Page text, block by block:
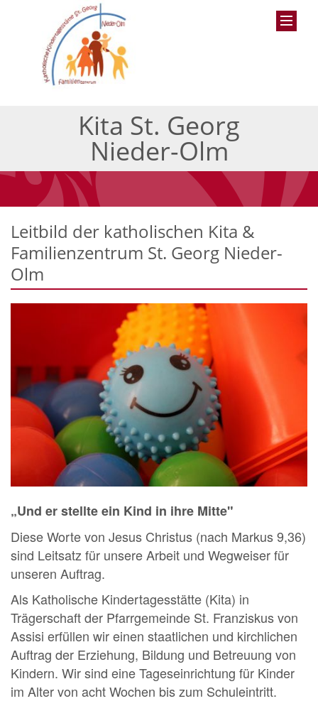
Kita St. Georg
Nieder-Olm
Leitbild der katholischen Kita &
Familienzentrum St. Georg Nieder-
Olm
„Und er stellte ein Kind in ihre Mitte"
Diese Worte von Jesus Christus (nach Markus 9,36)
sind Leitsatz für unsere Arbeit und Wegweiser für
unseren Auftrag.
Als Katholische Kindertagesstätte (Kita) in
Trägerschaft der Pfarrgemeinde St. Franziskus von
Assisi erfüllen wir einen staatlichen und kirchlichen
Auftrag der Erziehung, Bildung und Betreuung von
Kindern. Wir sind eine Tageseinrichtung für Kinder
im Alter von acht Wochen bis zum Schuleintritt.